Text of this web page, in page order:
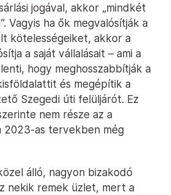
jogával, akkor „mindkét
Vagyis ha ők megvalósítják a
kötelességeiket, akkor a
a saját vállalásait – ami a
hogy meghosszabbítják a
és megépítik a
Szegedi úti felüljárót. Ez
nem része az a
2023-as tervekben még
álló, nagyon bizakodó
nekik remek üzlet, mert a